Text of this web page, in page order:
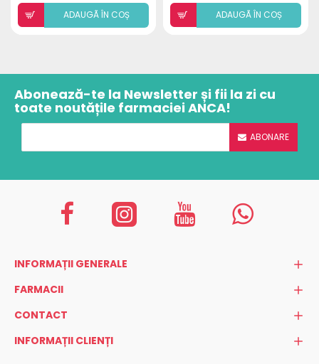
ADAUGÃ ÎN COȘ ADAUGÃ ÎN COȘ
Abonează-te la Newsletter și fii la zi cu
toate noutățile farmaciei ANCA!
ABONARE
INFORMAȚII GENERALE
FARMACII
CONTACT
INFORMAȚII CLIENȚI